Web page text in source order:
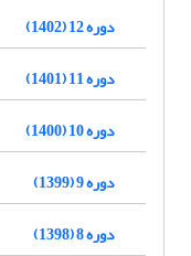
دوره 12 (1402)
دوره 11 (1401)
دوره 10 (1400)
دوره 9 (1399)
دوره 8 (1398)